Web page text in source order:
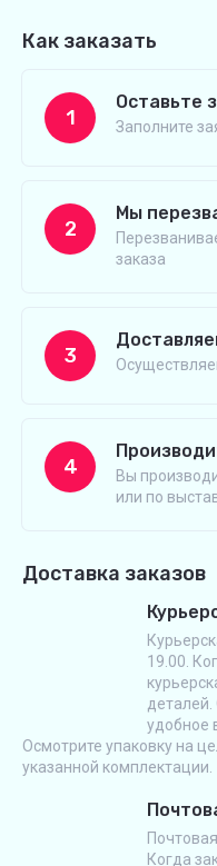
Как заказать
1
Оставьте
Заполните
2
Мы
заказа
3
4
Вы
или по
Доставка заказов
19.00.
удобное
Осмотрите упаковку на
указанной комплектации.
Когда